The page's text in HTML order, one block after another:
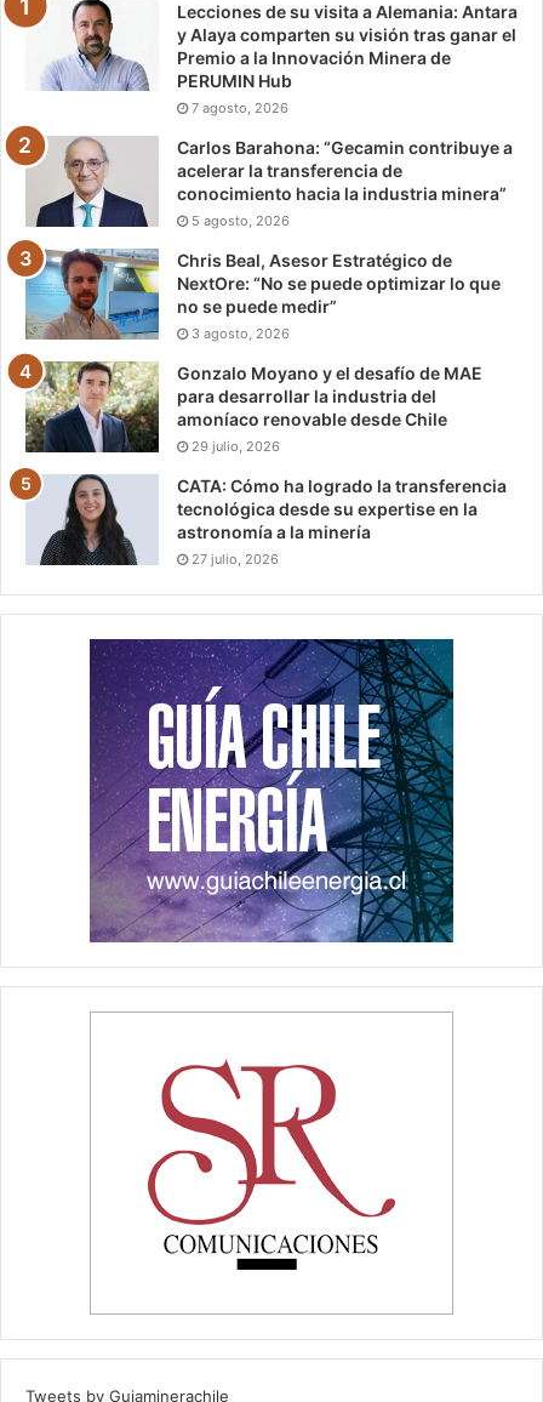
Lecciones de su visita a Alemania: Antara
y Alaya comparten su visión tras ganar el
Premio a la Innovación Minera de
PERUMIN Hub
7 agosto, 2026
Carlos Barahona: “Gecamin contribuye a
acelerar la transferencia de
conocimiento hacia la industria minera”
5 agosto, 2026
Chris Beal, Asesor Estratégico de
NextOre: “No se puede optimizar lo que
no se puede medir”
3 agosto, 2026
Gonzalo Moyano y el desafío de MAE
para desarrollar la industria del
amoníaco renovable desde Chile
29 julio, 2026
CATA: Cómo ha logrado la transferencia
tecnológica desde su expertise en la
astronomía a la minería
27 julio, 2026
Tweets by Guiaminerachile